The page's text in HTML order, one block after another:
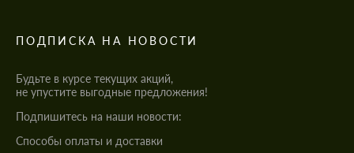
ПОДПИСКА НА НОВОСТИ
Будьте в курсе текущих акций,
не упустите выгодные предложения!
Подпишитесь на наши новости:
Cпособы оплаты и доставки